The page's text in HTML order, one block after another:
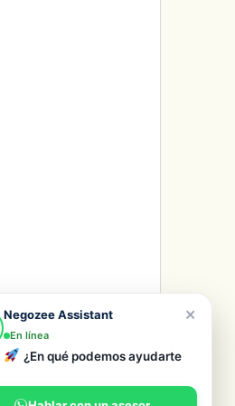
×
Negozee Assistant
En línea
¿En qué podemos ayudarte